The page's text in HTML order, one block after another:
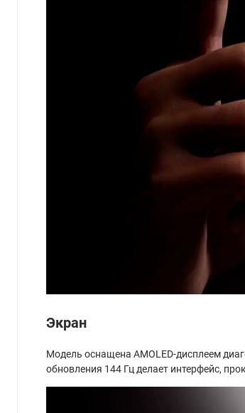
Экран
Модель оснащена AMOLED-дисплеем
обновления 144 Гц делает интерфейс,